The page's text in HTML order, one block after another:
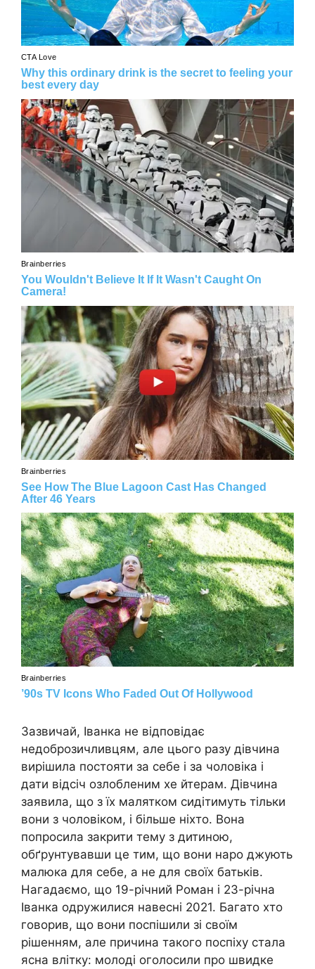
Зазвичай, Іванка не відповідає
недоброзичливцям, але цього разу дівчина
вирішила постояти за себе і за чоловіка і
дати відсіч озлобленим хе йтерам. Дівчина
заявила, що з їх малятком сидітимуть тільки
вони з чоловіком, і більше ніхто. Вона
попросила закрити тему з дитиною,
обґрунтувавши це тим, що вони наро джують
малюка для себе, а не для своїх батьків.
Нагадаємо, що 19-річний Роман і 23-річна
Іванка одружилися навесні 2021. Багато хто
говорив, що вони поспішили зі своїм
рішенням, але причина такого поспіху стала
ясна влітку: молоді оголосили про швидке